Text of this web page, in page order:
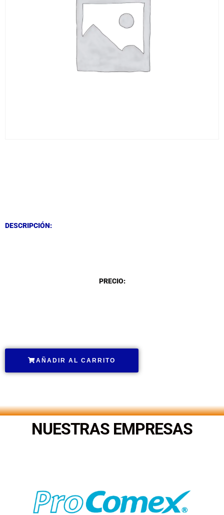
DESCRIPCIÓN:
PRECIO:
AÑADIR AL CARRITO
NUESTRAS EMPRESAS